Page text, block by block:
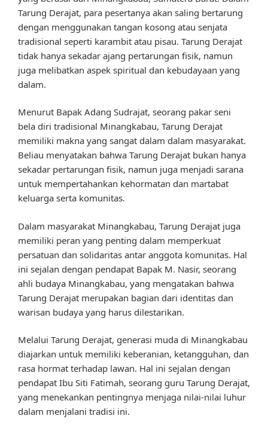
Tarung Derajat, para pesertanya akan saling bertarung
dengan menggunakan tangan kosong atau senjata
tradisional seperti karambit atau pisau. Tarung Derajat
tidak hanya sekadar ajang pertarungan fisik, namun
juga melibatkan aspek spiritual dan kebudayaan yang
dalam.
Menurut Bapak Adang Sudrajat, seorang pakar seni
bela diri tradisional Minangkabau, Tarung Derajat
memiliki makna yang sangat dalam dalam masyarakat.
Beliau menyatakan bahwa Tarung Derajat bukan hanya
sekadar pertarungan fisik, namun juga menjadi sarana
untuk mempertahankan kehormatan dan martabat
keluarga serta komunitas.
Dalam masyarakat Minangkabau, Tarung Derajat juga
memiliki peran yang penting dalam memperkuat
persatuan dan solidaritas antar anggota komunitas. Hal
ini sejalan dengan pendapat Bapak M. Nasir, seorang
ahli budaya Minangkabau, yang mengatakan bahwa
Tarung Derajat merupakan bagian dari identitas dan
warisan budaya yang harus dilestarikan.
Melalui Tarung Derajat, generasi muda di Minangkabau
diajarkan untuk memiliki keberanian, ketangguhan, dan
rasa hormat terhadap lawan. Hal ini sejalan dengan
pendapat Ibu Siti Fatimah, seorang guru Tarung Derajat,
yang menekankan pentingnya menjaga nilai-nilai luhur
dalam menjalani tradisi ini.